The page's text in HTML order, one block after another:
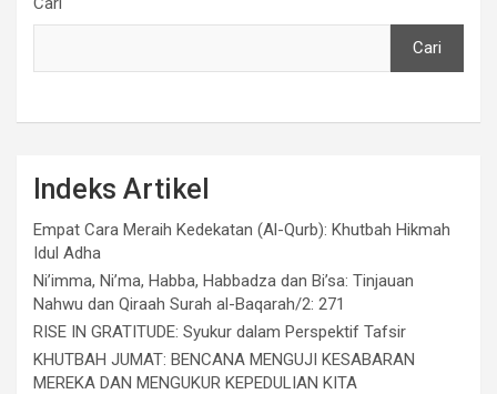
Cari
Indeks Artikel
Empat Cara Meraih Kedekatan (Al-Qurb): Khutbah Hikmah
Idul Adha
Ni’imma, Ni’ma, Habba, Habbadza dan Bi’sa: Tinjauan
Nahwu dan Qiraah Surah al-Baqarah/2: 271
RISE IN GRATITUDE: Syukur dalam Perspektif Tafsir
KHUTBAH JUMAT: BENCANA MENGUJI KESABARAN
MEREKA DAN MENGUKUR KEPEDULIAN KITA